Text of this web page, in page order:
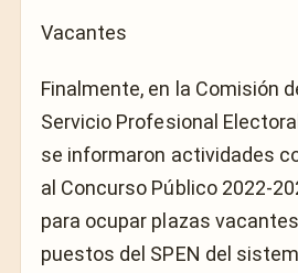
Vacantes
Finalmente, en la Comisión
Servicio Profesional
se informaron actividades
al Concurso Público 2022-
para ocupar plazas
puestos del SPEN del